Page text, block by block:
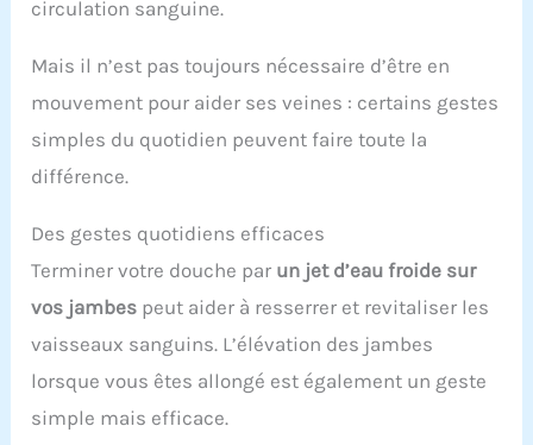
circulation sanguine.
Mais il n’est pas toujours nécessaire d’être en
mouvement pour aider ses veines : certains gestes
simples du quotidien peuvent faire toute la
différence.
Des gestes quotidiens efficaces
Terminer votre douche par un jet d’eau froide sur
vos jambes peut aider à resserrer et revitaliser les
vaisseaux sanguins. L’élévation des jambes
lorsque vous êtes allongé est également un geste
simple mais efficace.